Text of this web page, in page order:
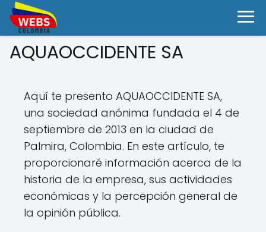
AQUAOCCIDENTE SA
Aquí te presento AQUAOCCIDENTE SA,
una sociedad anónima fundada el 4 de
septiembre de 2013 en la ciudad de
Palmira, Colombia. En este artículo, te
proporcionaré información acerca de la
historia de la empresa, sus actividades
económicas y la percepción general de
la opinión pública.